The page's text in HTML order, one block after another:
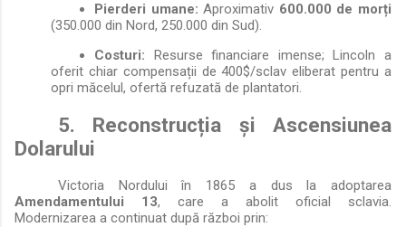
Pierderi umane: Aproximativ 600.000 de morți
(350.000 din Nord, 250.000 din Sud).
Costuri: Resurse financiare imense; Lincoln a
oferit chiar compensații de 400$/sclav eliberat pentru a
opri măcelul, ofertă refuzată de plantatori.
5. Reconstrucția și Ascensiunea
Dolarului
Victoria Nordului în 1865 a dus la adoptarea
Amendamentului 13, care a abolit oficial sclavia.
Modernizarea a continuat după război prin: